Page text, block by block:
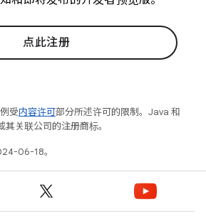
点此注册
受内容许可部分所述许可的限制。Java 和
关联公司的注册商标。
06-18。